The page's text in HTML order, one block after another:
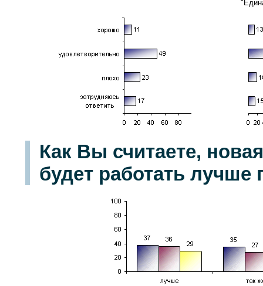
Как Вы считаете,
будет работать лучше